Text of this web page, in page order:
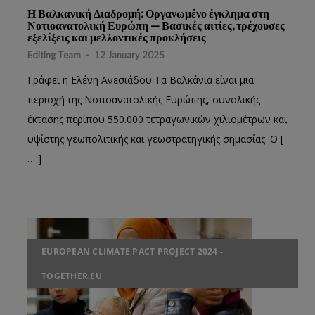
Η Βαλκανική Διαδρομή: Οργανωμένο έγκλημα στη
Νοτιοανατολική Ευρώπη — Βασικές αιτίες, τρέχουσες
εξελίξεις και μελλοντικές προκλήσεις
Editing Team - 12 January 2025
Γράφει η Ελένη Ανεσιάδου Τα Βαλκάνια είναι μια
περιοχή της Νοτιοανατολικής Ευρώπης, συνολικής
έκτασης περίπου 550.000 τετραγωνικών χιλιομέτρων και
υψίστης γεωπολιτικής και γεωστρατηγικής σημασίας. Ο [
… ]
EUROPEAN CLIMATE PACT PROJECT 2024 -
TOGETHER.EU